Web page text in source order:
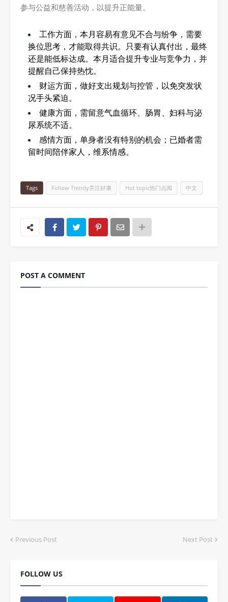
参与公益和慈善活动，以提升正能量。
工作方面，本月容易有意见不合与纷争，需要
换位思考，才能取得共识。只要有认真付出，最终
还是能低标达成。本月适合提升专业与竞争力，并
提醒自己保持热忱。
财运方面，做好支出规划与控管，以免突发状
况手头紧迫。
健康方面，需留意气血循环、肠胃、妇科与泌
尿系统不适。
感情方面，单身者没有特别的机会；已婚者需
留时间陪伴家人，维系情感。
Tags Follow Trendy关注好康 Hot topic热门点阅 中文
POST A COMMENT
Previous Post Next Post
FOLLOW US